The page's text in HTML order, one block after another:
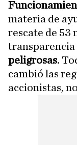
materia de
rescate de 53
transparencia
peligrosas.
cambió las
accionistas,